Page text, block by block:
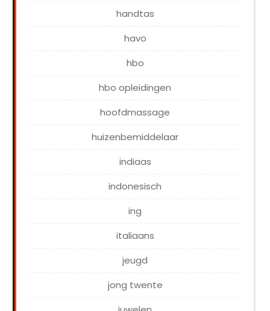
handtas
havo
hbo
hbo opleidingen
hoofdmassage
huizenbemiddelaar
indiaas
indonesisch
ing
italiaans
jeugd
jong twente